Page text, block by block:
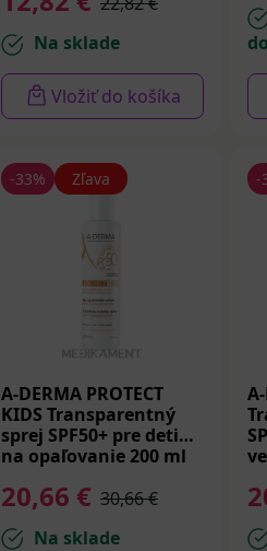
Na sklade
Vložiť do košíka
-33% Zľava
A-DERMA PROTECT
KIDS Transparentný
sprej SPF50+ pre deti
na opaľovanie 200 ml
20,66 € 30,66 €
Na sklade
-